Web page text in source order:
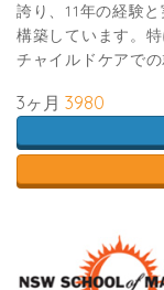
誇り、11年の経験
構築しています。
チャイルドケアで
3ヶ月 3980